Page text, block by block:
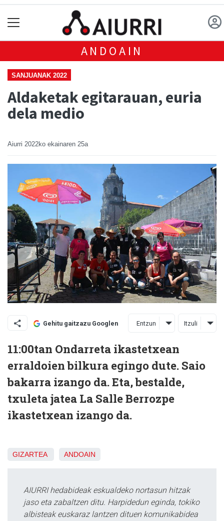
ANDOAIN
SANJUANAK 2022
Aldaketak egitarauan, euria
dela medio
Aiurri 2022ko ekainaren 25a
Gehitu gaitzazu Googlen Entzun Itzuli
11:00tan Ondarreta ikastetxean
erraldoien bilkura egingo dute. Saio
bakarra izango da. Eta, bestalde,
txuleta jatea La Salle Berrozpe
ikastetxean izango da.
GIZARTEA ANDOAIN
AIURRI hedabideak eskualdeko nortasun hitzak
jaso eta zabaltzen ditu. Harpidedun eginda, tokiko
albisteak euskaraz lantzen dituen komunikabidea